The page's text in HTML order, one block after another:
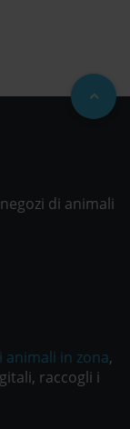
di animali
animali in zona,
raccogli i